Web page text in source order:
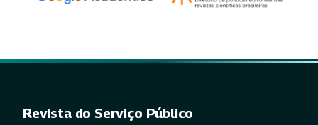
Revista do Serviço Público